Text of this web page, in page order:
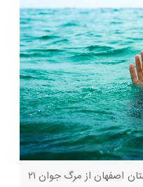
اصفهان – سخنگوی مرکز اورژانس استان اصفهان از مرگ جوان ۲۱